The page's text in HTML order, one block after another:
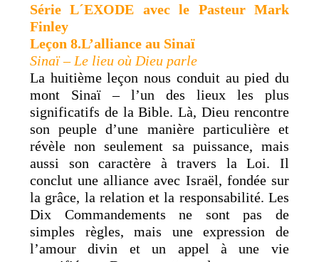
SérieL´EXODE avecle PasteurMark
Finley
Leçon 8.L’alliance au Sinaï
Sinaï – Le lieu où Dieu parle
La huitième leçon nous conduit au pied du
mont Sinaï – l’un des lieux les plus
significatifs de la Bible. Là, Dieu rencontre
son peuple d’une manière particulière et
révèle non seulement sa puissance, mais
aussi son caractère à travers la Loi. Il
conclut une alliance avec Israël, fondée sur
la grâce, la relation et la responsabilité. Les
Dix Commandements ne sont pas de
simples règles, mais une expression de
l’amour divin et un appel à une vie